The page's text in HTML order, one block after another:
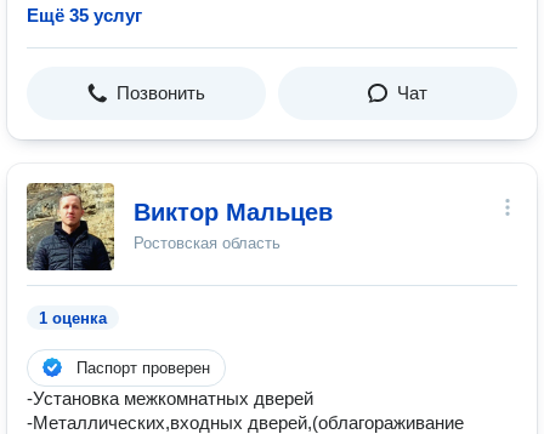
Ещё 35 услуг
Позвонить Чат
Виктор Мальцев
Ростовская область
1 оценка
Паспорт проверен
-Установка межкомнатных дверей
-Металлических,входных дверей,(облагораживание